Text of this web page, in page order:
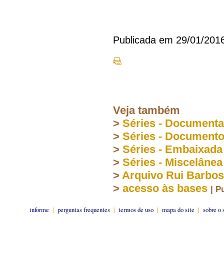
Publicada em 29/01/
Veja também
> Séries -
> Séries -
> Séries -
> Séries - Miscelânea
> Arquivo Rui
> acesso às bases |
informe | perguntas frequentes | termos de uso | mapa do site | sobre o